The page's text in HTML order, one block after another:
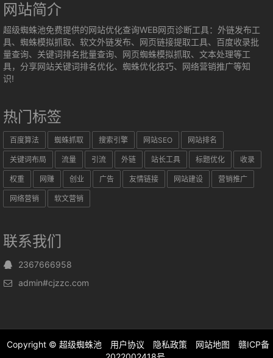
网站简介
超级蜘蛛池免费提供的网站优化查询WEB网页诊断工具：外链发布工
具、蜘蛛模拟抓取、软文外链发布、网页链接提取工具、百度收录批
量查询、关键词排名批量查询、网页蜘蛛模拟抓取、文本处理等工
具，分享网站关键词排名优化、蜘蛛优化技巧、网络营销推广等知
识!
热门标签
百度算法 蜘蛛抓取 搜索引擎 网站SEO 网站排名
关键词布局 流量 引流 外链 站长工具 标题优化 收录
权重 网赚 创业 广告 友情链接 网站建设 营销推广
网络营销 软文营销
联系我们
2367666958
admin#cjzzc.com
Copyright © 超级蜘蛛池 用户协议 隐私政策 网站地图
赣ICP备